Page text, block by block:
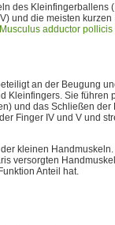
des Kleinfingerballens
und die meisten
Musculus adductor pollicis
an der Beugung
Kleinfingers. Sie führen
und das Schließen der
Finger IV und V und
kleinen
versorgten
Anteil hat.